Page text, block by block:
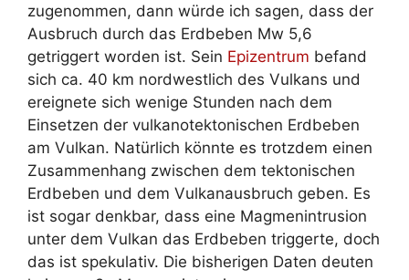
zugenommen, dann würde ich sagen, dass der
Ausbruch durch das Erdbeben Mw 5,6
getriggert worden ist. Sein Epizentrum befand
sich ca. 40 km nordwestlich des Vulkans und
ereignete sich wenige Stunden nach dem
Einsetzen der vulkanotektonischen Erdbeben
am Vulkan. Natürlich könnte es trotzdem einen
Zusammenhang zwischen dem tektonischen
Erdbeben und dem Vulkanausbruch geben. Es
ist sogar denkbar, dass eine Magmenintrusion
unter dem Vulkan das Erdbeben triggerte, doch
das ist spekulativ. Die bisherigen Daten deuten